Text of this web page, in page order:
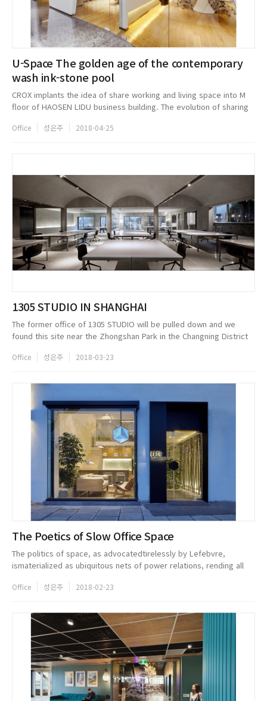
U-Space The golden age of the contemporary
wash ink-stone pool
CROX implants the idea of share working and living space into M
floor of HAOSEN LIDU business building. The evolution of sharing
compa...
Office 성은주 2018-04-25
1305 STUDIO IN SHANGHAI
The former office of 1305 STUDIO will be pulled down and we
found this site near the Zhongshan Park in the Changning District
architectural...
Office 성은주 2018-03-23
The Poetics of Slow Office Space
The politics of space, as advocatedtirelessly by Lefebvre,
ismaterialized as ubiquitous nets of power relations, rending all
emerges from t...
Office 성은주 2018-02-23